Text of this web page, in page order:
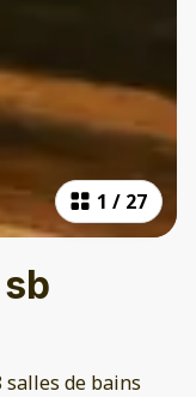
1 / 27
salles de bains